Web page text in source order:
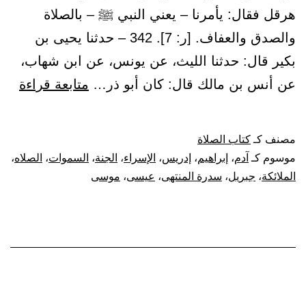
هرقل فقال: يأمرنا – يعني النبي ﷺ – بالصلاة
والصدق والعفاف. [ر: 7]. 342 – حدثنا يحيى بن
بكير قال: حدثنا الليث، عن يونس، عن ابن شهاب،
عن أنس بن مالك قال: كان أبو ذر… متابعة قراءة
مصنف كـكتاب الصلاة
موسوم كـ آدم، إبراهيم، إدريس، الإسراء، الجنة، السموات، الصلاه،
الملائكة، جبريل، سدرة المنتهى، عيسى، موسى